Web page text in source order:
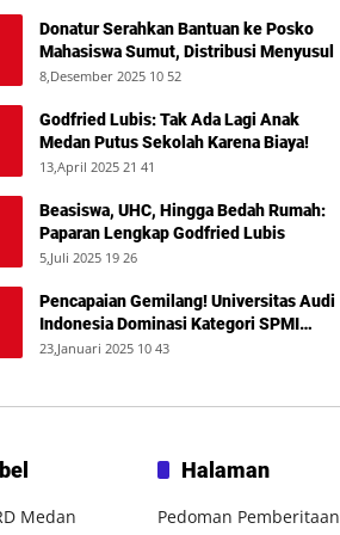
Donatur Serahkan Bantuan ke Posko
Mahasiswa Sumut, Distribusi Menyusul
8,Desember 2025 10 52
Godfried Lubis: Tak Ada Lagi Anak
Medan Putus Sekolah Karena Biaya!
13,April 2025 21 41
Beasiswa, UHC, Hingga Bedah Rumah:
Paparan Lengkap Godfried Lubis
5,Juli 2025 19 26
Pencapaian Gemilang! Universitas Audi
Indonesia Dominasi Kategori SPMI
Terbaik 2024
23,Januari 2025 10 43
Medan
Halaman
Pedoman Pemberitaan